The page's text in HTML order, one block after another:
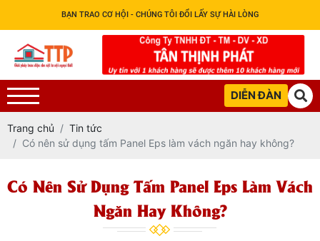
BẠN TRAO CƠ HỘI - CHÚNG TÔI ĐỔI LẤY SỰ HÀI LÒNG
DIỄN ĐÀN
Trang chủ
Tin tức
Có nên sử dụng tấm Panel Eps làm vách ngăn hay không?
Có Nên Sử Dụng Tấm Panel Eps Làm Vách
Ngăn Hay Không?